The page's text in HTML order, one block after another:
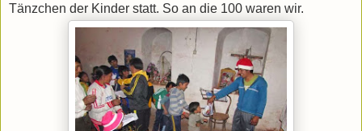
Tänzchen der Kinder statt. So an die 100 waren wir.